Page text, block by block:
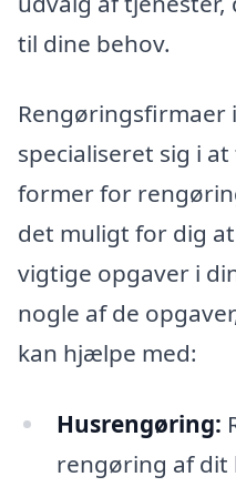
til dine behov.
Rengøringsfirmaer
specialiseret sig i
former for
det muligt for dig
vigtige opgaver i
nogle af de
kan hjælpe med:
Husrengøring:
rengøring af dit